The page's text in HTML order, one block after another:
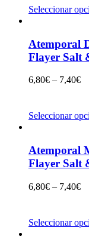
Seleccionar
Atemporal
Flayer Salt
6,80€ – 7,40€
Seleccionar
Atemporal
Flayer Salt
6,80€ – 7,40€
Seleccionar